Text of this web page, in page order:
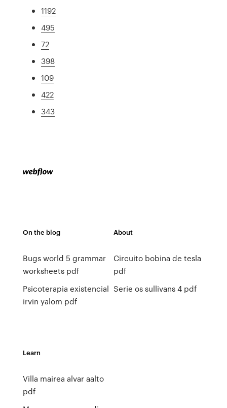
1192
495
72
398
109
422
343
On the blog
Bugs world 5 grammar
worksheets pdf
Psicoterapia existencial
irvin yalom pdf
About
Circuito bobina de tesla
pdf
Serie os sullivans 4 pdf
Learn
Villa mairea alvar aalto
pdf